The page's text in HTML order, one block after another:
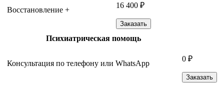
Восстановление +
16 400 ₽
Заказать
Психиатрическая помощь
Консультация по телефону или WhatsApp
0 ₽
Заказать